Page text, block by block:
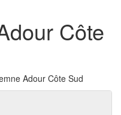
Côte
Adour Côte Sud